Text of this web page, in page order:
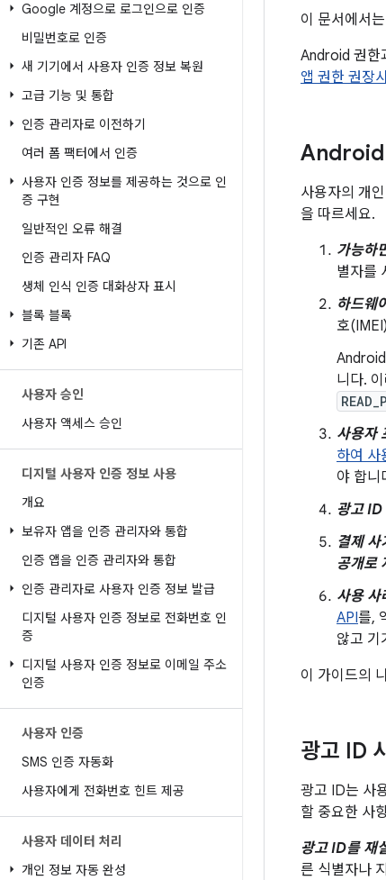
Google 계정으로 로그인으로 인증
비밀번호로 인증
새 기기에서 사용자 인증 정보 복원
고급 기능 및 통합
인증 관리자로 이전하기
여러 폼 팩터에서 인증
사용자 인증 정보를 제공하는 것으로 인
증 구현
일반적인 오류 해결
인증 관리자 FAQ
생체 인식 인증 대화상자 표시
블록 블록
기존 API
사용자 승인
사용자 액세스 승인
디지털 사용자 인증 정보 사용
개요
보유자 앱을 인증 관리자와 통합
인증 앱을 인증 관리자와 통합
인증 관리자로 사용자 인증 정보 발급
디지털 사용자 인증 정보로 전화번호 인
증
디지털 사용자 인증 정보로 이메일 주소
인증
사용자 인증
SMS 인증 자동화
사용자에게 전화번호 힌트 제공
사용자 데이터 처리
개인 정보 자동 완성
이 문서에서
Android 권한
앱 권한 권장
Android
사용자의 개
을 따르세요.
가능하
별자를
하드웨
호
니다.
사용자
하여 사
야 합니
광고
결제
공개로
사용 사
API를,
않고 기
이 가이드의
광고 ID
광고 ID는 사
할 중요한 사
광고 ID를 재
른 식별자나